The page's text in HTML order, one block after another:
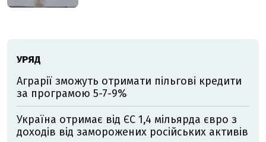
УРЯД
Аграрії зможуть отримати пільгові кредити
за програмою 5-7-9%
Україна отримає від ЄС 1,4 мільярда євро з
доходів від заморожених російських активів